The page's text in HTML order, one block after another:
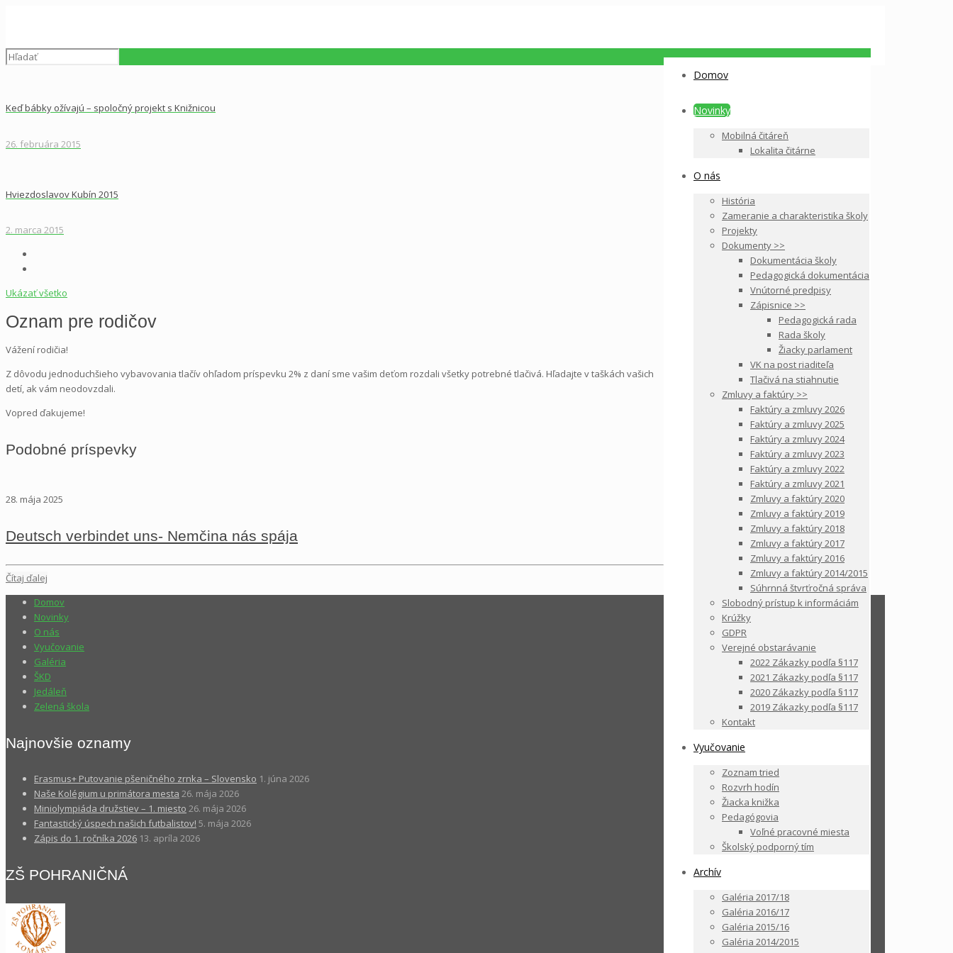
Domov
Novinky
Mobilná čitáreň
Lokalita čitárne
O nás
História
Zameranie a charakteristika školy
Projekty
Dokumenty >>
Dokumentácia školy
Pedagogická dokumentácia
Vnútorné predpisy
Zápisnice >>
Pedagogická rada
Rada školy
Žiacky parlament
VK na post riaditeľa
Tlačivá na stiahnutie
Zmluvy a faktúry >>
Faktúry a zmluvy 2026
Faktúry a zmluvy 2025
Faktúry a zmluvy 2024
Faktúry a zmluvy 2023
Faktúry a zmluvy 2022
Faktúry a zmluvy 2021
Zmluvy a faktúry 2020
Zmluvy a faktúry 2019
Zmluvy a faktúry 2018
Zmluvy a faktúry 2017
Zmluvy a faktúry 2016
Zmluvy a faktúry 2014/2015
Súhrnná štvrťročná správa
Slobodný prístup k informáciám
Krúžky
GDPR
Verejné obstarávanie
2022 Zákazky podľa §117
2021 Zákazky podľa §117
2020 Zákazky podľa §117
2019 Zákazky podľa §117
Kontakt
Vyučovanie
Zoznam tried
Rozvrh hodín
Žiacka knižka
Pedagógovia
Voľné pracovné miesta
Školský podporný tím
Archív
Galéria 2017/18
Galéria 2016/17
Galéria 2015/16
Galéria 2014/2015
Keď bábky ožívajú – spoločný projekt s Knižnicou
26. februára 2015
Hviezdoslavov Kubín 2015
2. marca 2015
Ukázať všetko
Oznam pre rodičov
Vážení rodičia!
Z dôvodu jednoduchšieho vybavovania tlačív ohľadom príspevku 2% z daní sme vašim deťom rozdali všetky potrebné tlačivá. Hľadajte v taškách vašich
detí, ak vám neodovzdali.
Vopred ďakujeme!
Podobné príspevky
28. mája 2025
Deutsch verbindet uns- Nemčina nás spája
Čítaj ďalej
Domov
Novinky
O nás
Vyučovanie
Galéria
ŠKD
Jedáleň
Zelená škola
Najnovšie oznamy
Erasmus+ Putovanie pšeničného zrnka – Slovensko 1. júna 2026
Naše Kolégium u primátora mesta 26. mája 2026
Miniolympiáda družstiev – 1. miesto 26. mája 2026
Fantastický úspech našich futbalistov! 5. mája 2026
Zápis do 1. ročníka 2026 13. apríla 2026
ZŠ POHRANIČNÁ